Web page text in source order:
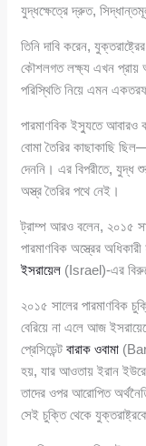
যুদ্ধক্ষেত্রে দ্রুত,
তিনি দাবি করেন,
কৌশলগত লক্ষ্য এখন প্রায়
পরিস্থিতি নিয়ে এমন
পারমাণবিক ইস্যুতে আবারও
বোমা তৈরির কাছাকাছি
দেননি। এর বিপরীতে, যুদ্ধ
অস্ত্র তৈরির পথে নেই।
ট্রাম্প আরও বলেন, ২০১৫
পারমাণবিক অস্ত্রের
ইসরায়েল (Israel)-এর
২০১৫ সালের পারমাণবিক
বেরিয়ে না এলে আজ
প্রেসিডেন্টবারাক ওবামা
হয়, যার আওতায় ইরান
তাদের ওপর আরোপিত
সেই চুক্তি থেকে